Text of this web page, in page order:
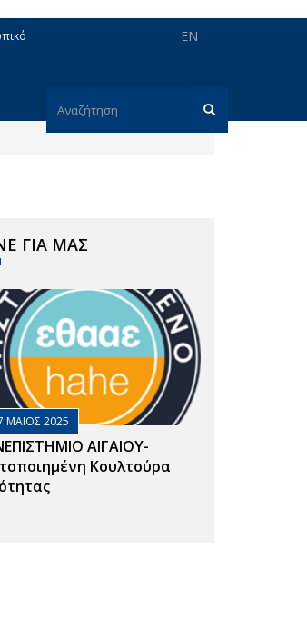
EN
Φόρμα
ΓΙΑ ΜΑΣ
ΜΑΙΟΣ 2025
ΑΙΓΑΙΟΥ-
Κουλτούρα